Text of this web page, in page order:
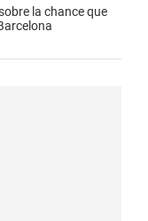
la chance que